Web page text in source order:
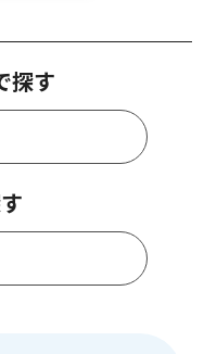
探す